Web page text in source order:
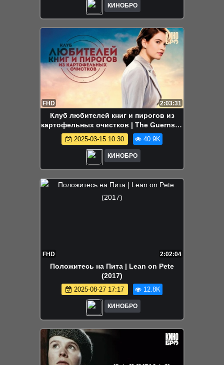
КИНОБРО
FHD 2:03:31
Клуб любителей книг и пирогов из
картофельных очистков | The Guernsey
Literary and Potato Peel Pie Society
(2018)
2025-03-15 10:30 40.9K
КИНОБРО
FHD 2:02:04
Положитесь на Пита | Lean on Pete
(2017)
2025-08-27 17:17 12.8K
КИНОБРО